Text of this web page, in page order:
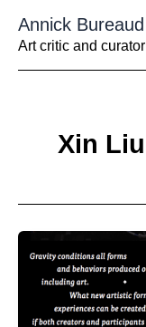
contenu
Annick Bureaud
Art critic and curator
Xin Liu